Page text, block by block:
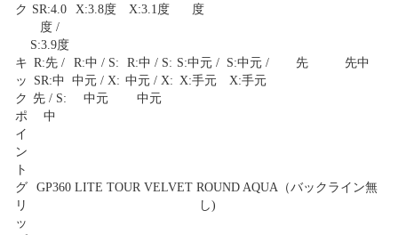
ク SR:4.0
度 /
S:3.9度
X:3.8度
X:3.1度
度
キ
ッ
ク
ポ
イ
ン
ト
R:先 /
SR:中
先 / S:
中
R:中 / S:
中元 / X:
中元
R:中 / S:
中元 / X:
中元
S:中元 /
X:手元
S:中元 /
X:手元
先 先中
グ
リ
ッ
GP360 LITE TOUR VELVET ROUND AQUA（バックライン無
し)